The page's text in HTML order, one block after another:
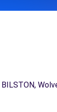
BILSTON,